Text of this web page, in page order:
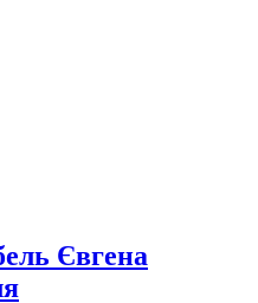
Євгена